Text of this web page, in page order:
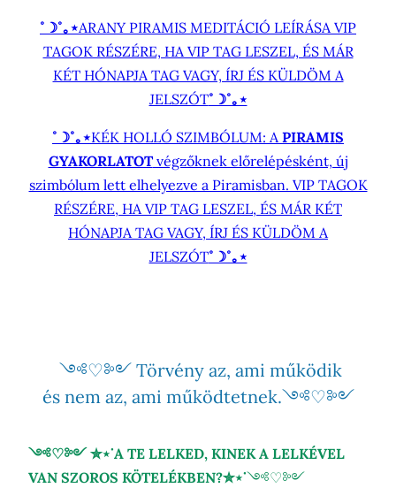
˚☽˚｡⋆ARANY PIRAMIS MEDITÁCIÓ LEÍRÁSA VIP
TAGOK RÉSZÉRE, HA VIP TAG LESZEL, ÉS MÁR
KÉT HÓNAPJA TAG VAGY, ÍRJ ÉS KÜLDÖM A
JELSZÓT˚☽˚｡⋆
˚☽˚｡⋆KÉK HOLLÓ SZIMBÓLUM: APIRAMIS
GYAKORLATOTvégzőknek előrelépésként, új
szimbólum lett elhelyezve a Piramisban. VIP TAGOK
RÉSZÉRE, HA VIP TAG LESZEL, ÉS MÁR KÉT
HÓNAPJA TAG VAGY, ÍRJ ÉS KÜLDÖM A
JELSZÓT˚☽˚｡⋆
༺♡༻ Törvény az, ami működik
és nem az, ami működtetnek.༺♡༻
༺♡༻ ✮⋆˙A TE LELKED, KINEK A LELKÉVEL
VAN SZOROS KÖTELÉKBEN?✮⋆˙༺♡༻